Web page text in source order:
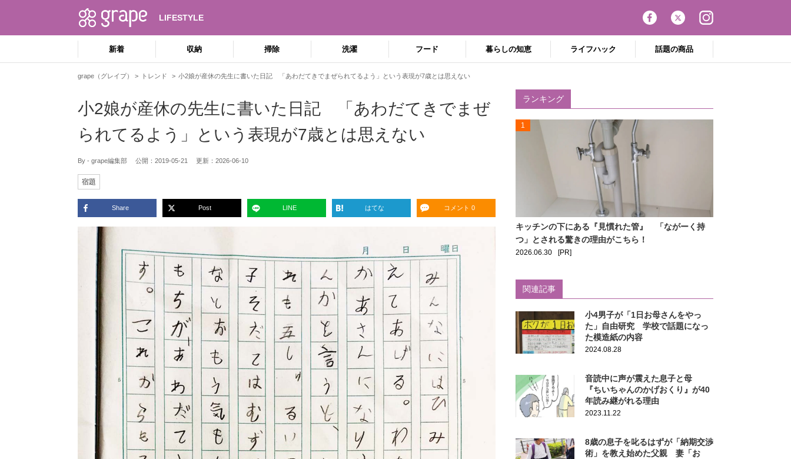
LIFESTYLE
新着 収納 掃除 洗濯 フード 暮らしの知恵 ライフハック 話題の商品
grape（グレイプ） トレンド 小2娘が産休の先生に書いた日記 「あわだてきでまぜられてるよう」という表現が7歳とは思えない
小2娘が産休の先生に書いた日記 「あわだてきでまぜ
られてるよう」という表現が7歳とは思えない
By - grape編集部 公開： 2019-05-21 更新： 2026-06-10
宿題
Share Post LINE はてな コメント 0
ランキング
1
キッチンの下にある『見慣れた管』 「ながーく持
つ」とされる驚きの理由がこちら！
2026.06.30 [PR]
関連記事
小4男子が「1日お母さんをやっ
た」自由研究 学校で話題になっ
た模造紙の内容
2024.08.28
音読中に声が震えた息子と母
『ちいちゃんのかげおくり』が40
年読み継がれる理由
2023.11.22
8歳の息子を叱るはずが「納期交渉
術」を教え始めた父親 妻「お